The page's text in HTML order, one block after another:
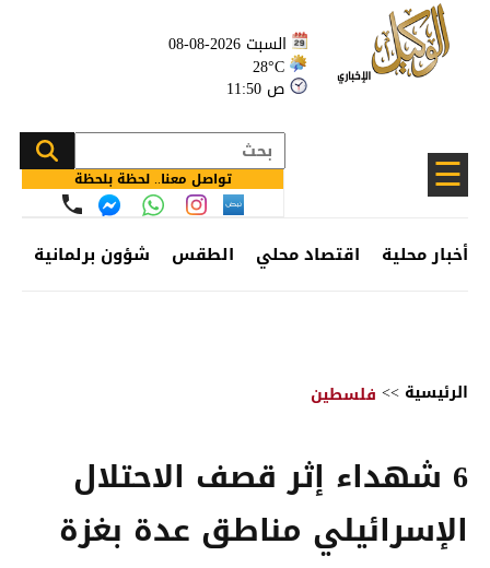
السبت 2026-08-08
28°C
11:50 ص
☰ تواصل معنا.. لحظة بلحظة
أخبار محلية اقتصاد محلي الطقس شؤون برلمانية
الرئيسية >> فلسطين
6 شهداء إثر قصف الاحتلال
الإسرائيلي مناطق عدة بغزة